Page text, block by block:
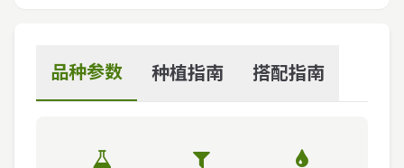
品种参数 种植指南 搭配指南